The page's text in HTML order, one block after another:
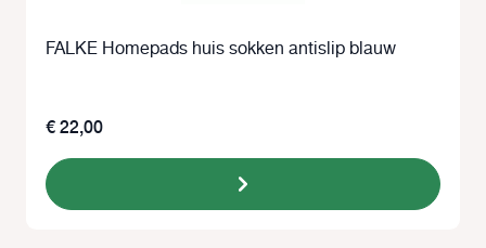
FALKE Homepads huis sokken antislip blauw
€ 22,00